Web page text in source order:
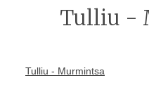
Tulliu -
Tulliu - Murmintsa